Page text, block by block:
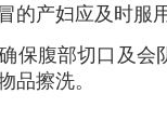
的产妇应及时服
腹部切口及会
品擦洗。